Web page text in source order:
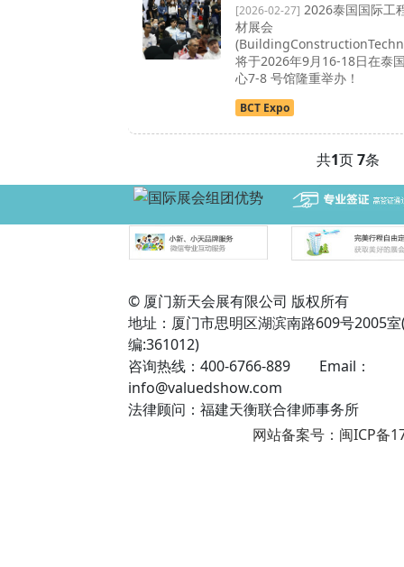
[2026-02-27] 2026泰国国际工
材展会
将于2026年9月16-18日在泰
心7-8 号馆隆重举办！
BCT Expo
共1页7条
© 厦门新天会展有限公司 版权所有
地址：厦门市思明区湖滨南路609号2005
编:361012)
咨询热线：400-6766-889 Email：
info@valuedshow.com
法律顾问：福建天衡联合律师事务所
网站备案号：闽ICP备